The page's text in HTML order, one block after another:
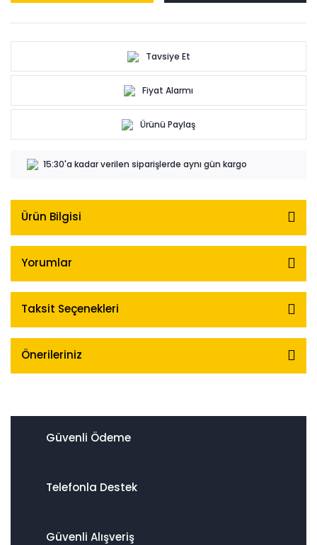
Tavsiye Et
Fiyat Alarmı
Ürünü Paylaş
15:30'a kadar verilen siparişlerde aynı gün kargo
Ürün Bilgisi
Yorumlar
Taksit Seçenekleri
Önerileriniz
Güvenli Ödeme
Telefonla Destek
Güvenli Alışveriş